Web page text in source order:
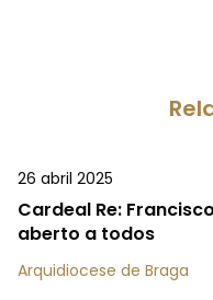
26 abril 2025
Cardeal Re:
aberto a todos
Arquidiocese de Braga